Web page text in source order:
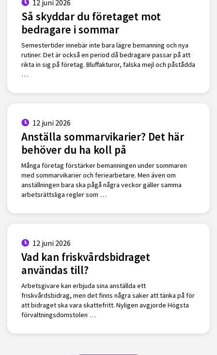
12 juni 2026
Så skyddar du företaget mot
bedragare i sommar
Semestertider innebär inte bara lägre bemanning och nya
rutiner. Det är också en period då bedragare passar på att
rikta in sig på företag. Bluffakturor, falska mejl och påstådda
…
12 juni 2026
Anställa sommarvikarier? Det här
behöver du ha koll på
Många företag förstärker bemanningen under sommaren
med sommarvikarier och feriearbetare. Men även om
anställningen bara ska pågå några veckor gäller samma
arbetsrättsliga regler som …
12 juni 2026
Vad kan friskvårdsbidraget
användas till?
Arbetsgivare kan erbjuda sina anställda ett
friskvårdsbidrag, men det finns några saker att tänka på för
att bidraget ska vara skattefritt. Nyligen avgjorde Högsta
förvaltningsdomstolen …